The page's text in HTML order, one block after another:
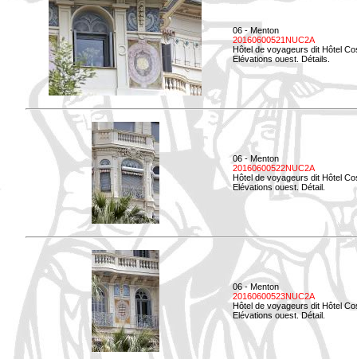
06 - Menton
20160600521NUC2A
Hôtel de voyageurs dit Hôtel
Elévations ouest. Détails.
06 - Menton
20160600522NUC2A
Hôtel de voyageurs dit Hôtel
Elévations ouest. Détail.
06 - Menton
20160600523NUC2A
Hôtel de voyageurs dit Hôtel
Elévations ouest. Détail.